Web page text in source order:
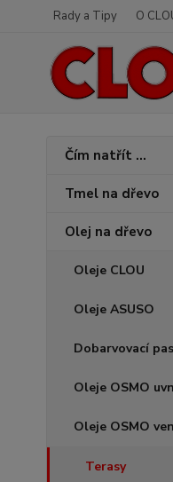
Rady a Tipy O
Čím natřít ...
Tmel na dřevo
Olej na dřevo
Oleje CLOU
Oleje ASUSO
Dobarvovací
Oleje OSMO
Oleje OSMO ven
Terasy